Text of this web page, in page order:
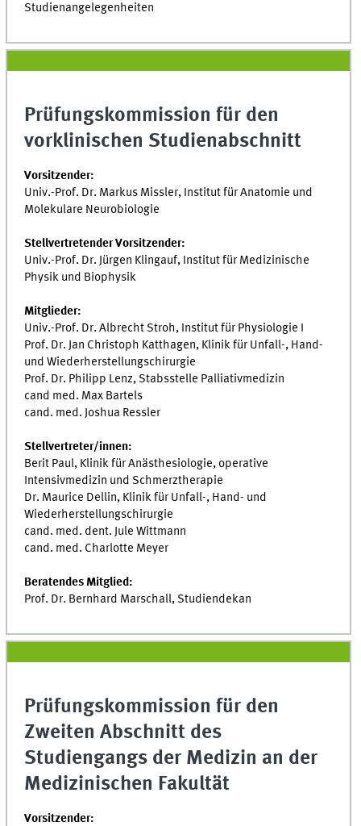
Studienangelegenheiten
Prüfungskommission für den
vorklinischen Studienabschnitt
Vorsitzender:
Univ.-Prof. Dr. Markus Missler, Institut für Anatomie und
Molekulare Neurobiologie
Stellvertretender Vorsitzender:
Univ.-Prof. Dr. Jürgen Klingauf, Institut für Medizinische
Physik und Biophysik
Mitglieder:
Univ.-Prof. Dr. Albrecht Stroh, Institut für Physiologie I
Prof. Dr. Jan Christoph Katthagen, Klinik für Unfall-, Hand-
und Wiederherstellungschirurgie
Prof. Dr. Philipp Lenz, Stabsstelle Palliativmedizin
cand med. Max Bartels
cand. med. Joshua Ressler
Stellvertreter/innen:
Berit Paul, Klinik für Anästhesiologie, operative
Intensivmedizin und Schmerztherapie
Dr. Maurice Dellin, Klinik für Unfall-, Hand- und
Wiederherstellungschirurgie
cand. med. dent. Jule Wittmann
cand. med. Charlotte Meyer
Beratendes Mitglied:
Prof. Dr. Bernhard Marschall, Studiendekan
Prüfungskommission für den
Zweiten Abschnitt des
Studiengangs der Medizin an der
Medizinischen Fakultät
Vorsitzender: